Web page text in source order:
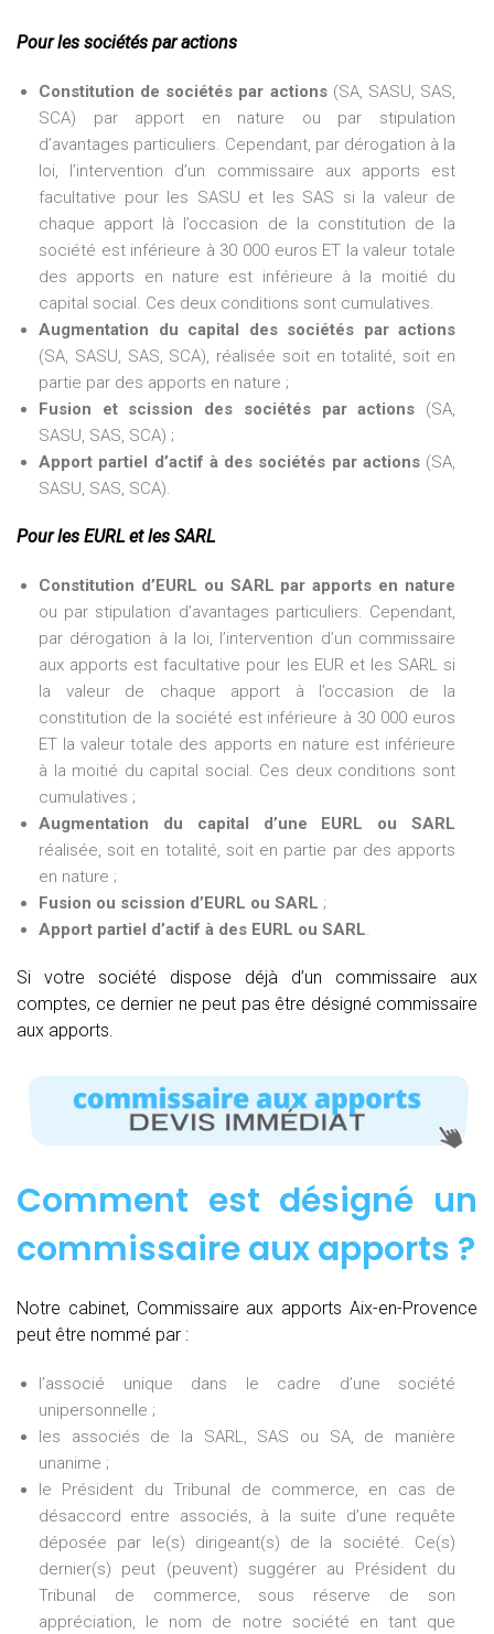
Pour les sociétés par actions
Constitution de sociétés par actions(SA, SASU, SAS,
SCA) par apport en nature ou par stipulation
d’avantages particuliers. Cependant, par dérogation à la
loi, l’intervention d’un commissaire aux apports est
facultative pour les SASU et les SAS si la valeur de
chaque apport là l’occasion de la constitution de la
société est inférieure à 30 000 euros ET la valeur totale
des apports en nature est inférieure à la moitié du
capital social. Ces deux conditions sont cumulatives.
Augmentation du capital des sociétés par actions
(SA, SASU, SAS, SCA), réalisée soit en totalité, soit en
partie par des apports en nature ;
Fusion et scission des sociétés par actions (SA,
SASU, SAS, SCA) ;
Apport partiel d’actif à des sociétés par actions(SA,
SASU, SAS, SCA).
Pour les EURL et les SARL
Constitution d’EURL ou SARL par apports en nature
ou par stipulation d’avantages particuliers. Cependant,
par dérogation à la loi, l’intervention d’un commissaire
aux apports est facultative pour les EUR et les SARL si
la valeur de chaque apport à l’occasion de la
constitution de la société est inférieure à 30 000 euros
ET la valeur totale des apports en nature est inférieure
à la moitié du capital social. Ces deux conditions sont
cumulatives ;
Augmentation du capital d’une EURL ou SARL
réalisée, soit en totalité, soit en partie par des apports
en nature ;
Fusion ou scission d’EURL ou SARL ;
Apport partiel d’actif à des EURL ou SARL.
Si votre société dispose déjà d’un commissaire aux
comptes, ce dernier ne peut pas être désigné commissaire
aux apports.
Comment est désigné un
commissaire aux apports ?
Notre cabinet, Commissaire aux apports Aix-en-Provence
peut être nommé par :
l’associé unique dans le cadre d’une société
unipersonnelle ;
les associés de la SARL, SAS ou SA, de manière
unanime ;
le Président du Tribunal de commerce, en cas de
désaccord entre associés, à la suite d’une requête
déposée par le(s) dirigeant(s) de la société. Ce(s)
dernier(s) peut (peuvent) suggérer au Président du
Tribunal de commerce, sous réserve de son
appréciation, le nom de notre société en tant que